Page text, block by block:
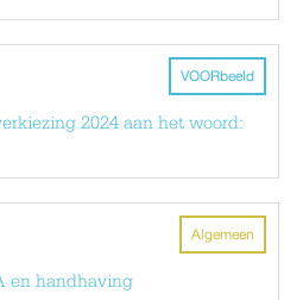
VOORbeeld
2024 aan het woord:
Algemeen
en handhaving